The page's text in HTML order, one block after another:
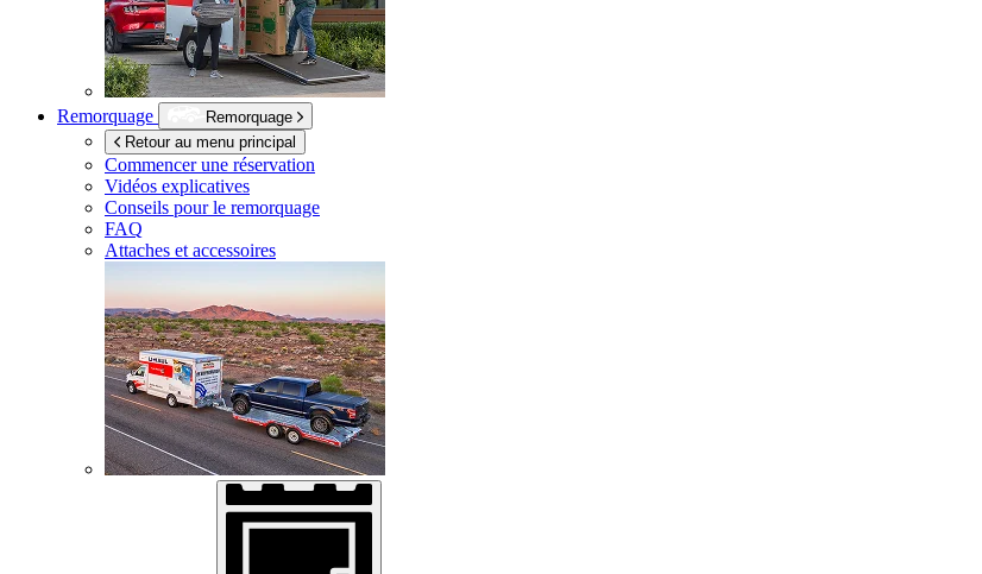
Remorquage
Remorquage
Retour au menu principal
Commencer une réservation
Vidéos explicatives
Conseils pour le remorquage
FAQ
Attaches et accessoires